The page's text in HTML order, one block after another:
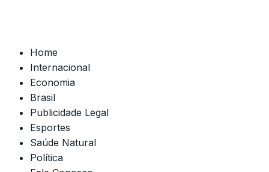
Home
Internacional
Economia
Brasil
Publicidade Legal
Esportes
Saúde Natural
Política